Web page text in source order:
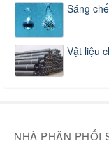
Sáng
Vật liệu
NHÀ PHÂN PHỐI